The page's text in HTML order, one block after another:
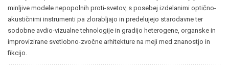
minljive modele nepopolnih proti-svetov, s posebej izdelanimi optično-
akustičnimi instrumenti pa zlorabljajo in predelujejo starodavne ter
sodobne avdio-vizualne tehnologije in gradijo heterogene, organske in
improvizirane svetlobno-zvočne arhitekture na meji med znanostjo in
fikcijo.